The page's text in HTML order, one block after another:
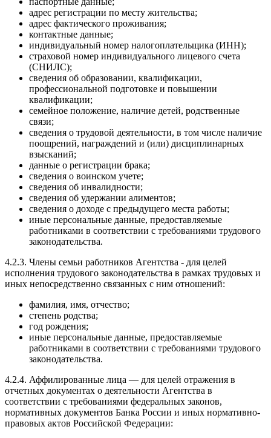
адрес регистрации по месту жительства;
адрес фактического проживания;
контактные данные;
индивидуальный номер налогоплательщика (ИНН);
страховой номер индивидуального лицевого счета
(СНИЛС);
сведения об образовании, квалификации,
профессиональной подготовке и повышении
квалификации;
семейное положение, наличие детей, родственные
связи;
сведения о трудовой деятельности, в том числе наличие
поощрений, награждений и (или) дисциплинарных
взысканий;
данные о регистрации брака;
сведения о воинском учете;
сведения об инвалидности;
сведения об удержании алиментов;
сведения о доходе с предыдущего места работы;
иные персональные данные, предоставляемые
работниками в соответствии с требованиями трудового
законодательства.
4.2.3. Члены семьи работников Агентства - для целей
исполнения трудового законодательства в рамках трудовых и
иных непосредственно связанных с ним отношений:
фамилия, имя, отчество;
степень родства;
год рождения;
иные персональные данные, предоставляемые
работниками в соответствии с требованиями трудового
законодательства.
4.2.4. Аффилированные лица — для целей отражения в
отчетных документах о деятельности Агентства в
соответствии с требованиями федеральных законов,
нормативных документов Банка России и иных нормативно-
правовых актов Российской Федерации: